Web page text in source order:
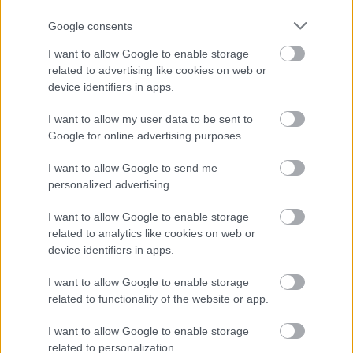
Google consents
I want to allow Google to enable storage
related to advertising like cookies on web or
device identifiers in apps.
I want to allow my user data to be sent to
Google for online advertising purposes.
I want to allow Google to send me
personalized advertising.
I want to allow Google to enable storage
related to analytics like cookies on web or
device identifiers in apps.
I want to allow Google to enable storage
related to functionality of the website or app.
I want to allow Google to enable storage
related to personalization.
Konkrét tippek, borokhoz:
sajtok
egy reduktív fehérborral vagy rozéval kínálnád
vendégeid, válassz könnyedebb sajtot hozzá –
kecskesajtodhoz.
Testesebb borok - érettebb sajtok
Az érettebb sajtok igazi élményt nyújthatnak az
idősebb, testes vörösborokkal, vagy akár a
természetesen édes, komplexebb tételekkel is. Egy
merlot-hoz kínált mosott kérgű sajt, esetleg egy szép,